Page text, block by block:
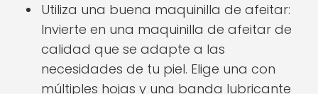
Utiliza una buena maquinilla de afeitar:
Invierte en una maquinilla de afeitar de
calidad que se adapte a las
necesidades de tu piel. Elige una con
múltiples hojas y una banda lubricante